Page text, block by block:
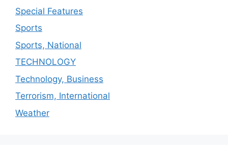
Special Features
Sports
Sports, National
TECHNOLOGY
Technology, Business
Terrorism, International
Weather